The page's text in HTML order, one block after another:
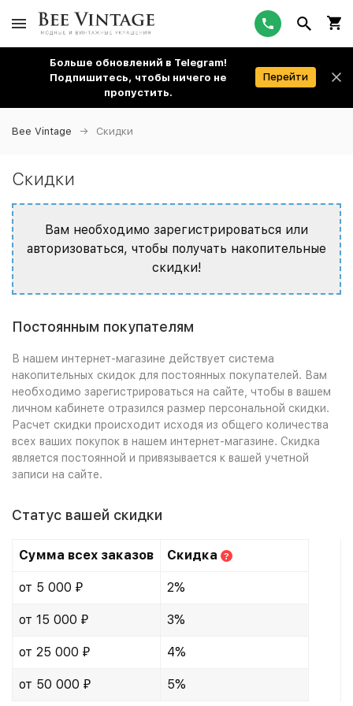
Больше обновлений в Telegram!
Подпишитесь, чтобы ничего не
пропустить.
Перейти
Bee Vintage Скидки
Скидки
Вам необходимо зарегистрироваться или
авторизоваться, чтобы получать накопительные
скидки!
Постоянным покупателям
В нашем интернет-магазине действует система
накопительных скидок для постоянных покупателей. Вам
необходимо зарегистрироваться на сайте, чтобы в вашем
личном кабинете отразился размер персональной скидки.
Расчет скидки происходит исходя из общего количества
всех ваших покупок в нашем интернет-магазине. Скидка
является постоянной и привязывается к вашей учетной
записи на сайте.
Статус вашей скидки
Сумма всех заказов Скидка ?
от 5 000 ₽ 2%
от 15 000 ₽ 3%
от 25 000 ₽ 4%
от 50 000 ₽ 5%